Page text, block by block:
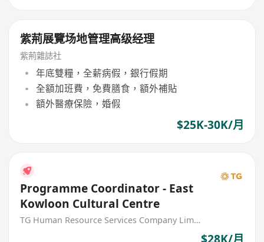
紫荊展覽场地管理高级经理
紫荊雜誌社
年底雙糧，全薪病假，銀行假期
全額加班費，免費膳食，額外補貼
額外醫療保險，婚假
$25K-30K/月
Programme Coordinator - East
Kowloon Cultural Centre
TG Human Resource Services Company Limited